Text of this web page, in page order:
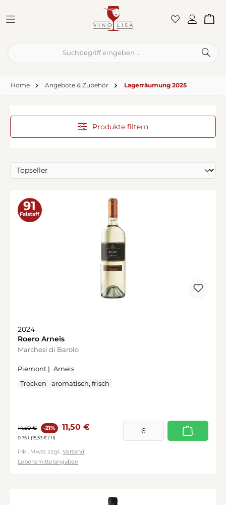
Home Angebote & Zubehör Lagerräumung 2025
Produkte filtern
2024
Roero Arneis
Marchesi di Barolo
Piemont | Arneis
Trocken
aromatisch, frisch
Verkaufspreis:
Regulärer Preis:
14,50 € -21% 11,50 €
0.75 l (15,33 € / 1 l)
inkl. Mwst. zzgl. Versand
Lebensmittelangaben